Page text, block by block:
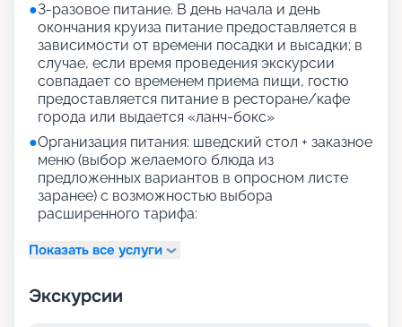
●3-разовое питание. В день начала и день
окончания круиза питание предоставляется в
зависимости от времени посадки и высадки; в
случае, если время проведения экскурсии
совпадает со временем приема пищи, гостю
предоставляется питание в ресторане/кафе
города или выдается «ланч-бокс»
●Организация питания: шведский стол + заказное
меню (выбор желаемого блюда из
предложенных вариантов в опросном листе
заранее) с возможностью выбора
расширенного тарифа:
Показать все услуги
Экскурсии